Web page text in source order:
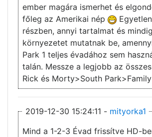
ember magára ismerhet és
főleg az Amerikai nép
részben, annyi tartalmat és
környezetet mutatnak be,
Park 1 teljes évadához sem
talán. Messze a legjobb az
Rick és Morty>South
2019-12-30 15:24:11 - mityorka1
Mind a 1-2-3 Évad frissítve HD-